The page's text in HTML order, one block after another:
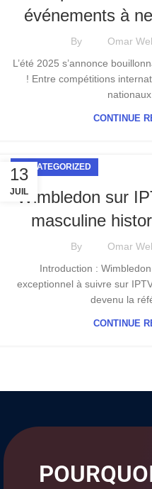
événements à
By
Omar
L’été 2025 s’annonce
! Entre compétitions
nationaux
CONTINUE
13
JUIL
UNCATEGORIZED
Wimbledon sur
masculine
By
Omar
Introduction :
exceptionnel à suivre sur
devenu la
CONTINUE